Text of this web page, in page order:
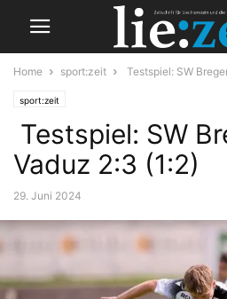
Home sport:zeit Testspiel: SW
sport:zeit
Testspiel: SW
Vaduz 2:3 (1:2)
29. Juni 2024